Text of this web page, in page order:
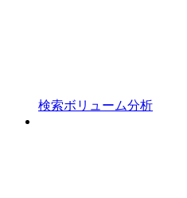
検索ボリューム分析